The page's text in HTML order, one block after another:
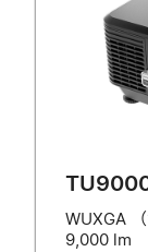
WUXGA
9,000 lm